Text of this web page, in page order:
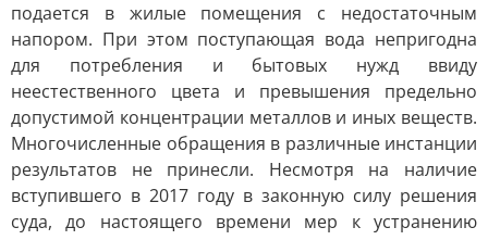
подается в жилые помещения с недостаточным
напором. При этом поступающая вода непригодна
для потребления и бытовых нужд ввиду
неестественного цвета и превышения предельно
допустимой концентрации металлов и иных веществ.
Многочисленные обращения в различные инстанции
результатов не принесли. Несмотря на наличие
вступившего в 2017 году в законную силу решения
суда, до настоящего времени мер к устранению